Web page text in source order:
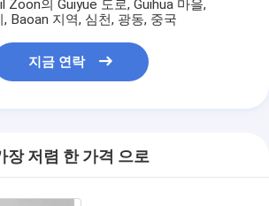
Zoon의 Guiyue 도로, Guihua 마을,
, Baoan 지역, 심천, 광동, 중국
지금 연락
장 저렴 한 가격 으로